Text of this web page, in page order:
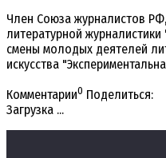
Член Союза журналистов
литературной
смены молодых деятелей
искусства
Комментарии0 Поделиться:
Загрузка ...